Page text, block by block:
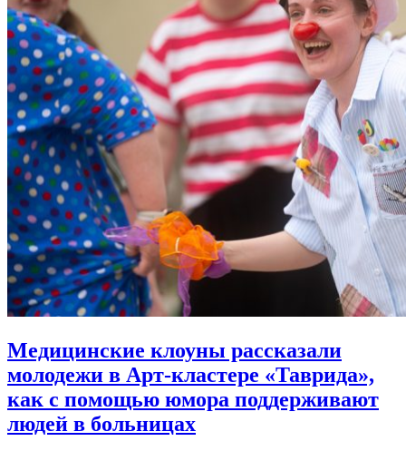
Медицинские клоуны рассказали
молодежи в Арт-кластере «Таврида»,
как с помощью юмора поддерживают
людей в больницах